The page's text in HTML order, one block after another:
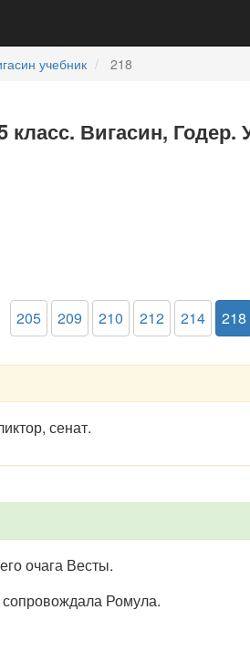
учебник 218
Вигасин, Годер.
205 209 210 212 214 218
сенат.
очага Весты.
Ромула.